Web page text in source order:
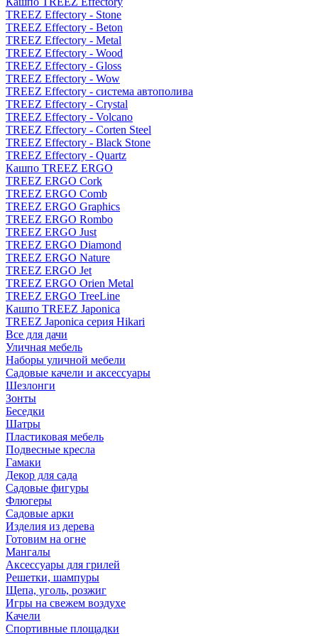
TREEZ Effectory - Stone
TREEZ Effectory - Beton
TREEZ Effectory - Metal
TREEZ Effectory - Wood
TREEZ Effectory - Gloss
TREEZ Effectory - Wow
TREEZ Effectory - система автополива
TREEZ Effectory - Crystal
TREEZ Effectory - Volcano
TREEZ Effectory - Corten Steel
TREEZ Effectory - Black Stone
TREEZ Effectory - Quartz
Кашпо TREEZ ERGO
TREEZ ERGO Cork
TREEZ ERGO Comb
TREEZ ERGO Graphics
TREEZ ERGO Rombo
TREEZ ERGO Just
TREEZ ERGO Diamond
TREEZ ERGO Nature
TREEZ ERGO Jet
TREEZ ERGO Orien Metal
TREEZ ERGO TreeLine
Кашпо TREEZ Japonica
TREEZ Japonica серия Hikari
Все для дачи
Уличная мебель
Наборы уличной мебели
Садовые качели и аксессуары
Шезлонги
Зонты
Беседки
Шатры
Пластиковая мебель
Подвесные кресла
Гамаки
Декор для сада
Садовые фигуры
Флюгеры
Садовые арки
Изделия из дерева
Готовим на огне
Мангалы
Аксессуары для грилей
Решетки, шампуры
Щепа, уголь, розжиг
Игры на свежем воздухе
Качели
Спортивные площадки